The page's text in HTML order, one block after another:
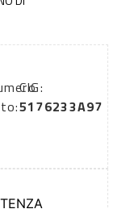
CIG:
5176233A97